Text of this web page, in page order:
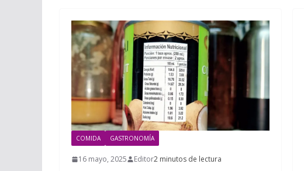
COMIDA GASTRONOMÍA
16 mayo, 2025 Editor2 minutos de lectura